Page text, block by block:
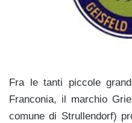
Fra le tanti piccole
Franconia, il marchio
comune di Strullendorf)